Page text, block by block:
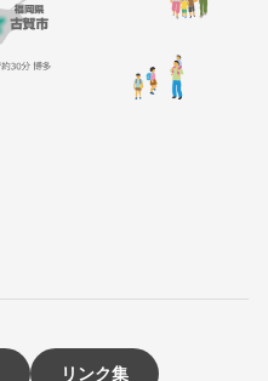
リンク集